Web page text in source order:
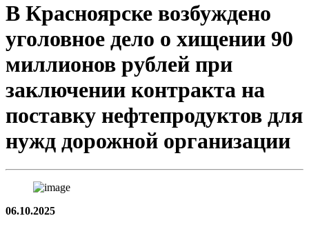
В Красноярске возбуждено
уголовное дело о хищении 90
миллионов рублей при
заключении контракта на
поставку нефтепродуктов для
нужд дорожной организации
06.10.2025